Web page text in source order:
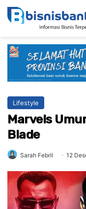
Lifestyle
Marvels
Blade
Sarah Febril 12